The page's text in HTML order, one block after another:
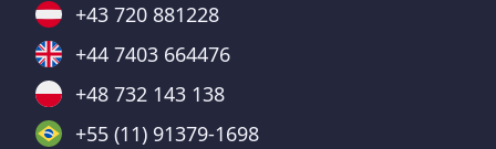
+43 720 881228
+44 7403 664476
+48 732 143 138
+55 (11) 91379-1698